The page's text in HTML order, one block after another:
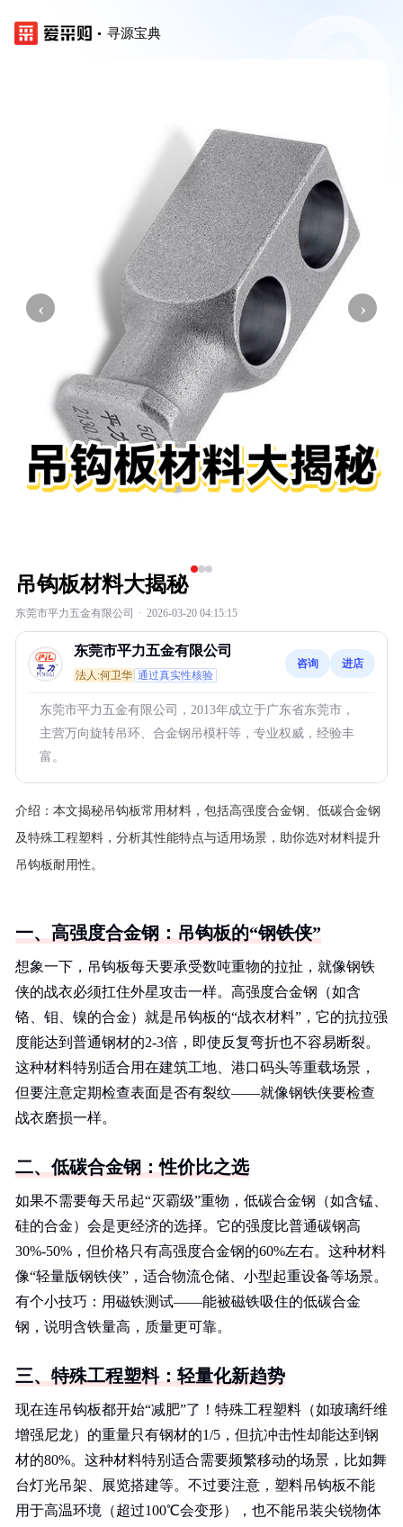
寻源宝典
‹ ›
吊钩板材料大揭秘
东莞市平力五金有限公司 · 2026-03-20 04:15:15
东莞市平力五金有限公司
法人:何卫华 通过真实性核验
咨询 进店
东莞市平力五金有限公司，2013年成立于广东省东莞市，
主营万向旋转吊环、合金钢吊模杆等，专业权威，经验丰
富。
介绍： 本文揭秘吊钩板常用材料，包括高强度合金钢、低碳合金钢
及特殊工程塑料，分析其性能特点与适用场景，助你选对材料提升
吊钩板耐用性。
一、高强度合金钢：吊钩板的“钢铁侠”
想象一下，吊钩板每天要承受数吨重物的拉扯，就像钢铁
侠的战衣必须扛住外星攻击一样。高强度合金钢（如含
铬、钼、镍的合金）就是吊钩板的“战衣材料”，它的抗拉强
度能达到普通钢材的2-3倍，即使反复弯折也不容易断裂。
这种材料特别适合用在建筑工地、港口码头等重载场景，
但要注意定期检查表面是否有裂纹——就像钢铁侠要检查
战衣磨损一样。
二、低碳合金钢：性价比之选
如果不需要每天吊起“灭霸级”重物，低碳合金钢（如含锰、
硅的合金）会是更经济的选择。它的强度比普通碳钢高
30%-50%，但价格只有高强度合金钢的60%左右。这种材料
像“轻量版钢铁侠”，适合物流仓储、小型起重设备等场景。
有个小技巧：用磁铁测试——能被磁铁吸住的低碳合金
钢，说明含铁量高，质量更可靠。
三、特殊工程塑料：轻量化新趋势
现在连吊钩板都开始“减肥”了！特殊工程塑料（如玻璃纤维
增强尼龙）的重量只有钢材的1/5，但抗冲击性却能达到钢
材的80%。这种材料特别适合需要频繁移动的场景，比如舞
台灯光吊架、展览搭建等。不过要注意，塑料吊钩板不能
用于高温环境（超过100℃会变形），也不能吊装尖锐物体